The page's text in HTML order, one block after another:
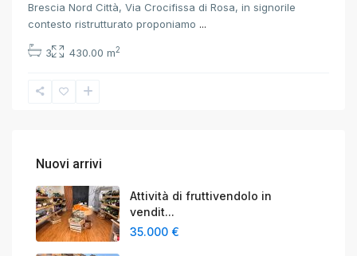
Brescia Nord Città, Via Crocifissa di Rosa, in signorile
contesto ristrutturato proponiamo ...
3 430.00 m2
Nuovi arrivi
Attività di fruttivendolo in
vendit...
35.000 €